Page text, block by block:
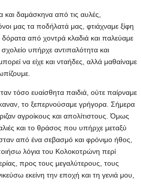
δαμάσκηνα από τις αυλές,
μας τα ποδήλατά μας, φτιάχναμε ξίφη
δόρατα από χοντρά κλαδιά και παλεύαμε
υπήρχε αντιπαλότητα και
να είχε και νταήδες, αλλά μαθαίναμε
τόσο ευαίσθητα παιδιά, ούτε παίρναμε
το ξεπερνούσαμε γρήγορα. Σήμερα
αγροίκους και απολίτιστους. Όμως
και το θράσος που υπήρχε μεταξύ
από ένα σεβασμό και φρόνιμο ήθος,
λόγια του Κολοκοτρώνη περί
προς τους μεγαλύτερους, τους
εκείνη την εποχή και τη γενιά μου,